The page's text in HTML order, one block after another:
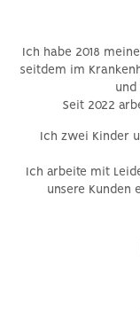
Ich habe 2018
seitdem im
und
Seit 2022
Ich zwei Kinder
Ich arbeite mit
unsere Kunden